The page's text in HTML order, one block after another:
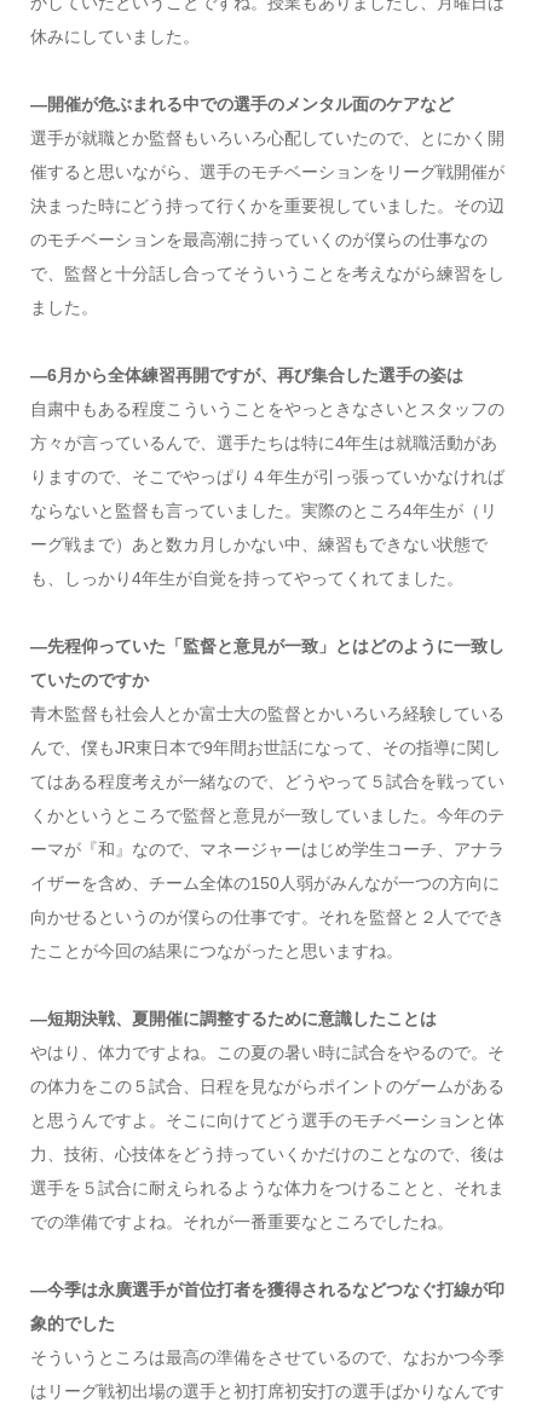
休みにしていました。
―開催が危ぶまれる中での選手のメンタル面のケアなど
選手が就職とか監督もいろいろ心配していたので、とにかく開
催すると思いながら、選手のモチベーションをリーグ戦開催が
決まった時にどう持って行くかを重要視していました。その辺
のモチベーションを最高潮に持っていくのが僕らの仕事なの
で、監督と十分話し合ってそういうことを考えながら練習をし
ました。
―6月から全体練習再開ですが、再び集合した選手の姿は
自粛中もある程度こういうことをやっときなさいとスタッフの
方々が言っているんで、選手たちは特に4年生は就職活動があ
りますので、そこでやっぱり４年生が引っ張っていかなければ
ならないと監督も言っていました。実際のところ4年生が（リ
ーグ戦まで）あと数カ月しかない中、練習もできない状態で
も、しっかり4年生が自覚を持ってやってくれてました。
―先程仰っていた「監督と意見が一致」とはどのように一致し
ていたのですか
青木監督も社会人とか富士大の監督とかいろいろ経験している
んで、僕もJR東日本で9年間お世話になって、その指導に関し
てはある程度考えが一緒なので、どうやって５試合を戦ってい
くかというところで監督と意見が一致していました。今年のテ
ーマが『和』なので、マネージャーはじめ学生コーチ、アナラ
イザーを含め、チーム全体の150人弱がみんなが一つの方向に
向かせるというのが僕らの仕事です。それを監督と２人ででき
たことが今回の結果につながったと思いますね。
―短期決戦、夏開催に調整するために意識したことは
やはり、体力ですよね。この夏の暑い時に試合をやるので。そ
の体力をこの５試合、日程を見ながらポイントのゲームがある
と思うんですよ。そこに向けてどう選手のモチベーションと体
力、技術、心技体をどう持っていくかだけのことなので、後は
選手を５試合に耐えられるような体力をつけることと、それま
での準備ですよね。それが一番重要なところでしたね。
―今季は永廣選手が首位打者を獲得されるなどつなぐ打線が印
象的でした
そういうところは最高の準備をさせているので、なおかつ今季
はリーグ戦初出場の選手と初打席初安打の選手ばかりなんです